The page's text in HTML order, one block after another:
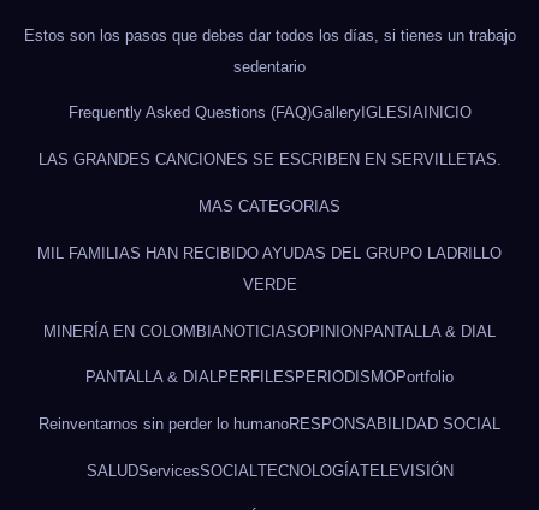
Estos son los pasos que debes dar todos los días, si tienes un trabajo
sedentario
Frequently Asked Questions (FAQ)GalleryIGLESIAINICIO
LAS GRANDES CANCIONES SE ESCRIBEN EN SERVILLETAS.
MAS CATEGORIAS
MIL FAMILIAS HAN RECIBIDO AYUDAS DEL GRUPO LADRILLO
VERDE
MINERÍA EN COLOMBIANOTICIASOPINIONPANTALLA & DIAL
PANTALLA & DIALPERFILES PERIODISMOPortfolio
Reinventarnos sin perder lo humanoRESPONSABILIDAD SOCIAL
SALUDServicesSOCIAL TECNOLOGÍATELEVISIÓN